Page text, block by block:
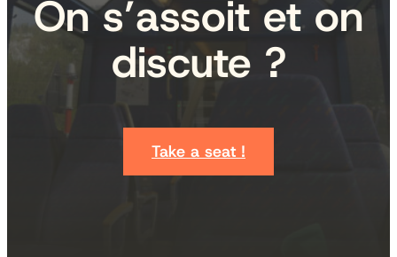
On s’assoit et on
discute ?
Take a seat !